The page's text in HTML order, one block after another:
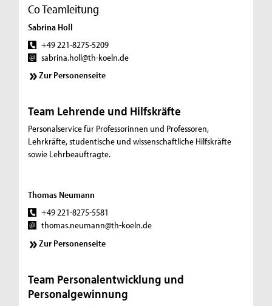
Co Teamleitung
Sabrina Holl
+49 221-8275-5209
sabrina.holl@th-koeln.de
Zur Personenseite
Team Lehrende und Hilfskräfte
Personalservice für Professorinnen und Professoren,
Lehrkräfte, studentische und wissenschaftliche Hilfskräfte
sowie Lehrbeauftragte.
Thomas Neumann
+49 221-8275-5581
thomas.neumann@th-koeln.de
Zur Personenseite
Team Personalentwicklung und
Personalgewinnung